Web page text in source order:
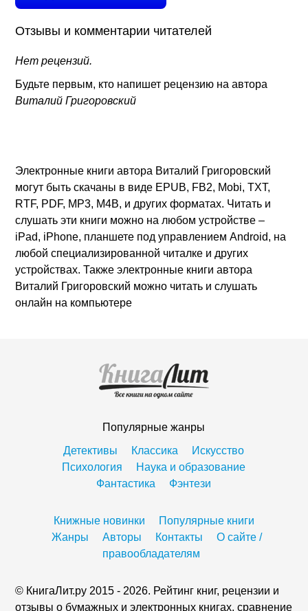
Отзывы и комментарии читателей
Нет рецензий.
Будьте первым, кто напишет рецензию на автора
Виталий Григоровский
Электронные книги автора Виталий Григоровский
могут быть скачаны в виде EPUB, FB2, Mobi, TXT,
RTF, PDF, MP3, M4B, и других форматах. Читать и
слушать эти книги можно на любом устройстве –
iPad, iPhone, планшете под управлением Android, на
любой специализированной читалке и других
устройствах. Также электронные книги автора
Виталий Григоровский можно читать и слушать
онлайн на компьютере
Популярные жанры
Детективы
Классика
Искусство
Психология
Наука и образование
Фантастика
Фэнтези
Книжные новинки
Популярные книги
Жанры
Авторы Контакты
О сайте /
правообладателям
© КнигаЛит.ру 2015 - 2026. Рейтинг книг, рецензии и
отзывы о бумажных и электронных книгах, сравнение